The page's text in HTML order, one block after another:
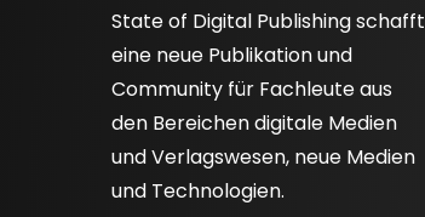
State of Digital Publishing schafft
eine neue Publikation und
Community für Fachleute aus
den Bereichen digitale Medien
und Verlagswesen, neue Medien
und Technologien.